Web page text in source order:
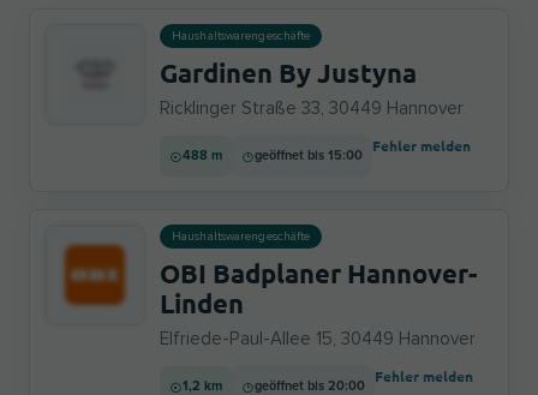
Haushaltswarengeschäfte
Gardinen By Justyna
Ricklinger Straße 33, 30449 Hannover
488 m geöffnet bis 15:00
Fehler melden
Haushaltswarengeschäfte
OBI Badplaner Hannover-
Linden
Elfriede-Paul-Allee 15, 30449 Hannover
1,2 km geöffnet bis 20:00
Fehler melden